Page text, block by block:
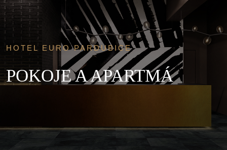
HOTEL EURO PARDUBICE
POKOJE A APARTMÁ